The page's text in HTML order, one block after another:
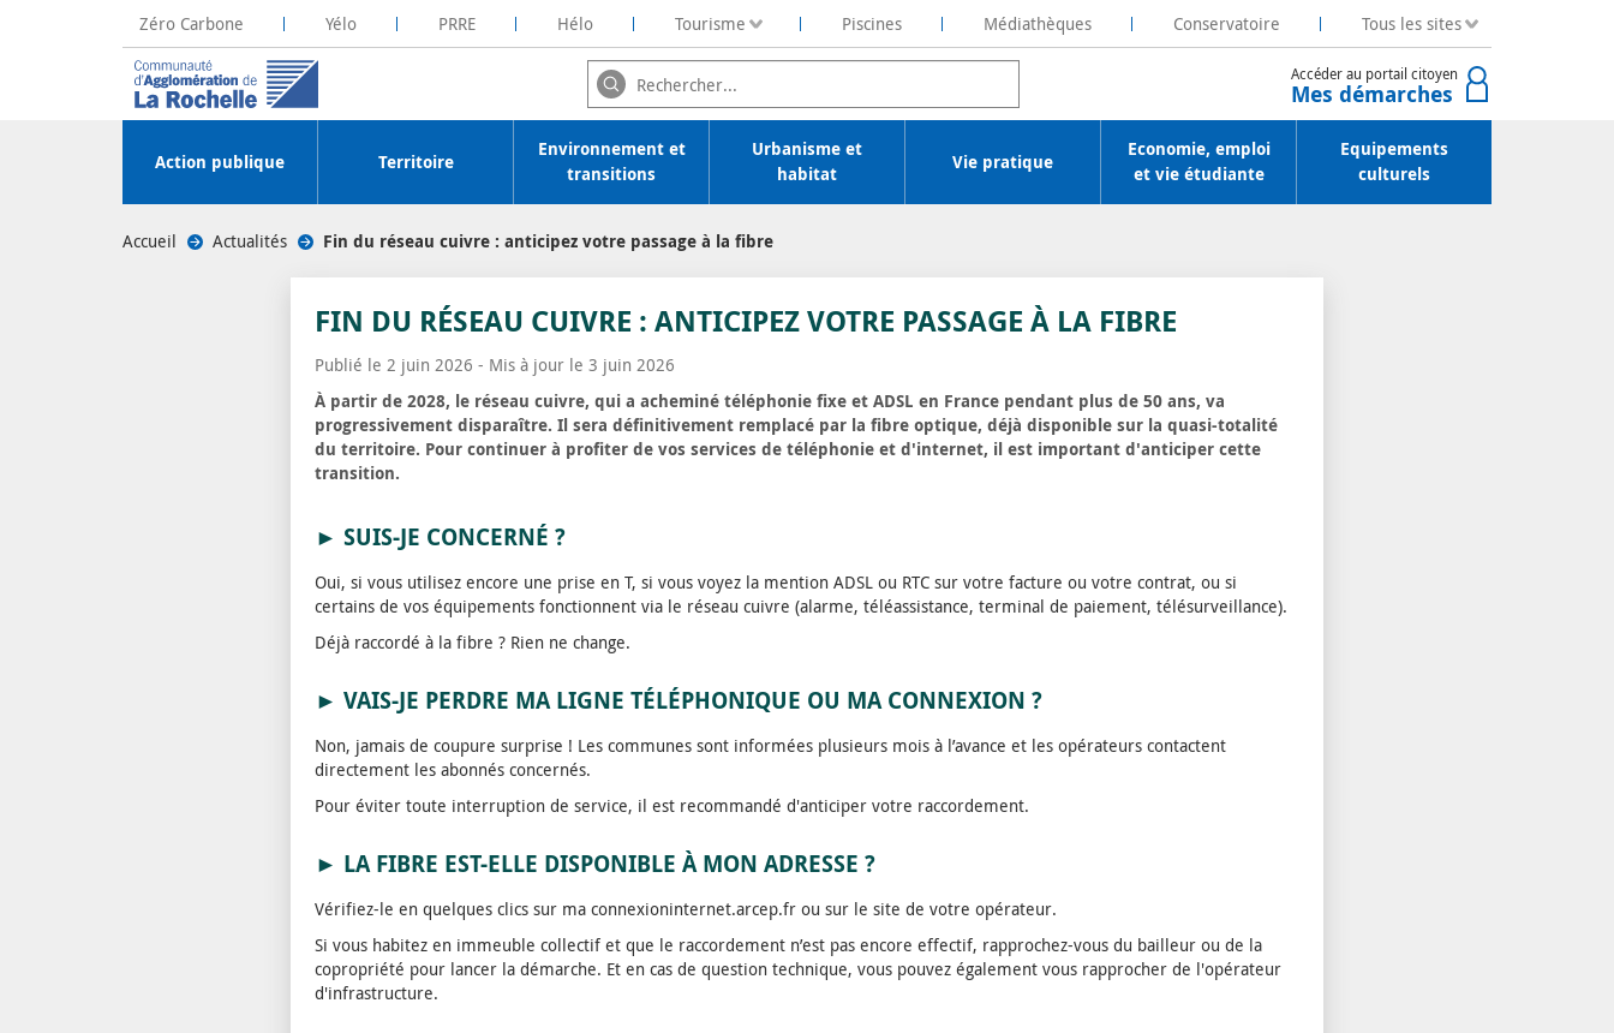
Zéro Carbone
La Rochelle Territoire Zéro Carbone
Yélo PRRE
Plateforme Rochelaise de Rénovation Energétique
Hélo Tourisme Piscines Médiathèques Conservatoire Tous les sites
Accéder au portail citoyen
Mes démarches
Action publique Territoire
Environnement et
transitions
Urbanisme et
habitat
Vie pratique
Economie, emploi
et vie étudiante
Equipements
culturels
Accueil Actualités Fin du réseau cuivre : anticipez votre passage à la fibre
FIN DU RÉSEAU CUIVRE : ANTICIPEZ VOTRE PASSAGE À LA FIBRE
Publié le 2 juin 2026 - Mis à jour le 3 juin 2026
À partir de 2028, le réseau cuivre, qui a acheminé téléphonie fixe et ADSL en France pendant plus de 50 ans, va
progressivement disparaître. Il sera définitivement remplacé par la fibre optique, déjà disponible sur la quasi-totalité
du territoire. Pour continuer à profiter de vos services de téléphonie et d'internet, il est important d'anticiper cette
transition.
► SUIS-JE CONCERNÉ ?
Oui, si vous utilisez encore une prise en T, si vous voyez la mention ADSL ou RTC sur votre facture ou votre contrat, ou si
certains de vos équipements fonctionnent via le réseau cuivre (alarme, téléassistance, terminal de paiement, télésurveillance).
Déjà raccordé à la fibre ? Rien ne change.
► VAIS-JE PERDRE MA LIGNE TÉLÉPHONIQUE OU MA CONNEXION ?
Non, jamais de coupure surprise ! Les communes sont informées plusieurs mois à l’avance et les opérateurs contactent
directement les abonnés concernés.
Pour éviter toute interruption de service, il est recommandé d'anticiper votre raccordement.
► LA FIBRE EST-ELLE DISPONIBLE À MON ADRESSE ?
Vérifiez-le en quelques clics sur ma connexioninternet.arcep.fr ou sur le site de votre opérateur.
Si vous habitez en immeuble collectif et que le raccordement n’est pas encore effectif, rapprochez-vous du bailleur ou de la
copropriété pour lancer la démarche. Et en cas de question technique, vous pouvez également vous rapprocher de l'opérateur
d'infrastructure.